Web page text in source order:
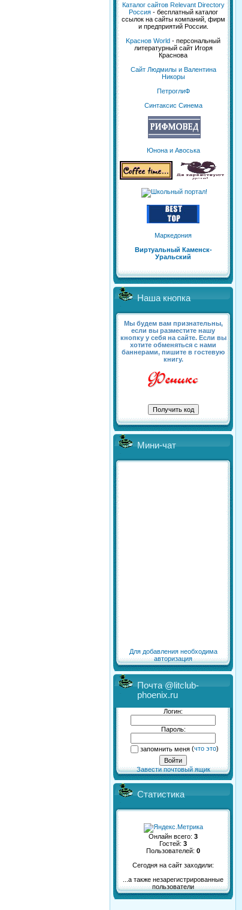
Каталог сайтов Relevant Directory
Россия- бесплатный каталог
ссылок на сайты компаний, фирм
и предприятий России.
Kраснов World - персональный
литературный сайт Игоря
Краснова
Сайт Людмилы и Валентина
Никоры
ПетроглиФ
Синтаксис Синема
Юнона и Авоська
Маркедония
Виртуальный Каменск-
Уральский
Наша кнопка
Мы будем вам признательны,
если вы разместите нашу
кнопку у себя на сайте. Если вы
хотите обменяться с нами
баннерами, пишите в гостевую
книгу.
Мини-чат
Для добавления необходима
авторизация
Почта @litclub-
phoenix.ru
Логин:
Пароль:
запомнить меня(что это)
Завести почтовый ящик
Статистика
Онлайн всего: 3
Гостей: 3
Пользователей: 0
Сегодня на сайт заходили:
...а также незарегистрированные
пользователи